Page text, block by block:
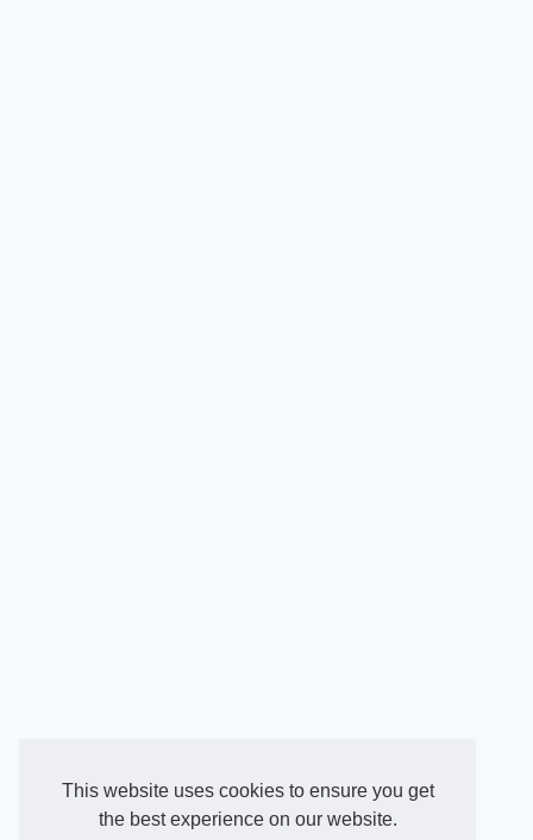
This website uses cookies to ensure you get
the best experience on our website.